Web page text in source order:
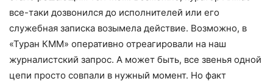
все-таки дозвонился до исполнителей или его
служебная записка возымела действие. Возможно, в
«Туран КММ» оперативно отреагировали на наш
журналистский запрос. А может быть, все звенья одной
цепи просто совпали в нужный момент. Но факт